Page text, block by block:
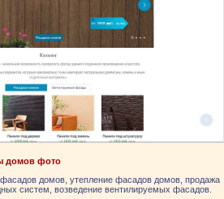
домов фото
домов, утепление фасадов домов, продажа
систем, возведение вентилируемых фасадов.